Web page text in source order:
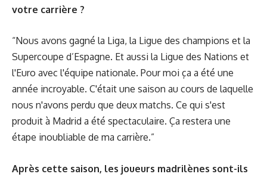
votre carrière ?
“Nous avons gagné la Liga, la Ligue des champions et la
Supercoupe d’Espagne. Et aussi la Ligue des Nations et
l'Euro avec l'équipe nationale. Pour moi ça a été une
année incroyable. C'était une saison au cours de laquelle
nous n'avons perdu que deux matchs. Ce qui s'est
produit à Madrid a été spectaculaire. Ça restera une
étape inoubliable de ma carrière.”
Après cette saison, les joueurs madrilènes sont-ils